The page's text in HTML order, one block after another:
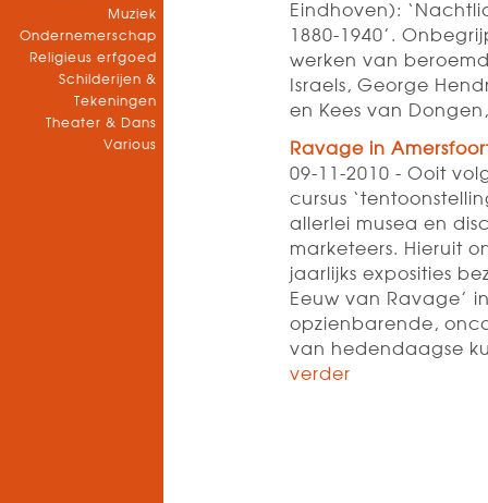
Muziek
Ondernemerschap
Religieus erfgoed
Schilderijen &
Tekeningen
Theater & Dans
Various
Eindhoven):
1880-1940’.
werken van
Israels, George
en Kees van
Ravage in
09-11-2010 - Ooit
cursus
allerlei musea en
marketeers. Hieruit
jaarlijks exposities
Eeuw van Ravage’
opzienbarende,
van hedendaagse
verder